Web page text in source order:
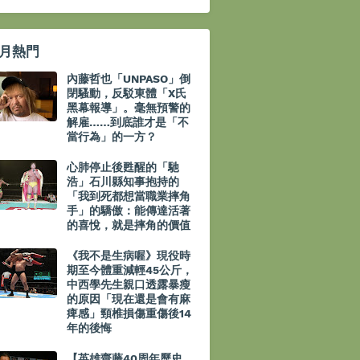
熱門
內藤哲也「UNPASO」倒
閉騷動，反駁東體「X氏
黑幕報導」。毫無預警的
解雇……到底誰才是「不
當行為」的一方？
心肺停止後甦醒的「馳
浩」石川縣知事抱持的
「我到死都想當職業摔角
手」的驕傲：能傳達活著
的喜悅，就是摔角的價值
《我不是生病喔》現役時
期至今體重減輕45公斤，
中西學先生親口透露暴瘦
的原因「現在還是會有麻
痺感」頸椎損傷重傷後14
年的後悔